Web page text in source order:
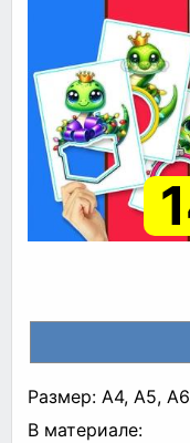
Размер: А4, А5,
В материале: